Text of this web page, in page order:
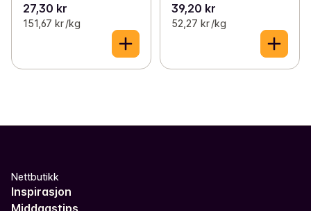
27,30 kr
151,67 kr /kg
39,20 kr
52,27 kr /kg
Nettbutikk
Inspirasjon
Middagstips